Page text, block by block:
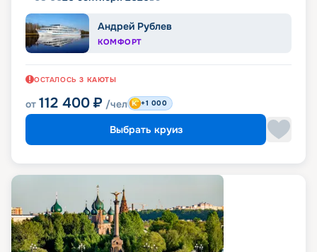
Андрей Рублев
КОМФОРТ
ОСТАЛОСЬ 3 КАЮТЫ
от 112 400 ₽ /чел +1 000
Выбрать круиз